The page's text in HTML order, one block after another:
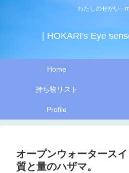
わたしのせかい -
| HOKARI's Eye
Home
持ち物リスト
Profile
オープンウォータースイ
質と量のハザマ。